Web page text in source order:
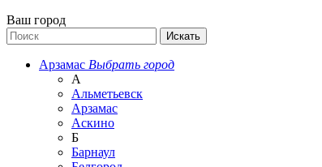
Ваш город
Арзамас Выбрать город
А
Альметьевск
Арзамас
Аскино
Б
Барнаул